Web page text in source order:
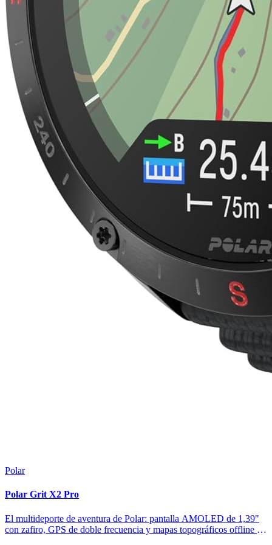
Polar
Polar Grit X2 Pro
El multideporte de aventura de Polar: pantalla AMOLED de 1,39"
con zafiro, GPS de doble frecuencia y mapas topográficos offline a